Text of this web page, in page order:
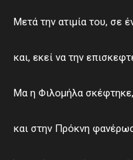
Μετά την ατιμία του, σε
και, εκεί να την
Μα η Φιλομήλα
και στην Πρόκνη